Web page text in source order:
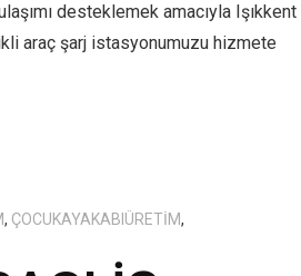
desteklemek amacıyla Işıkkent
araç şarj istasyonumuzu hizmete
, ÇOCUKAYAKABIÜRETIM,